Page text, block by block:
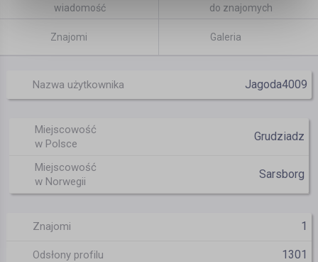
wiadomość
do znajomych
Znajomi Galeria
Nazwa użytkownika Jagoda4009
Miejscowość
w Polsce
Grudziadz
Miejscowość
w Norwegii
Sarsborg
Znajomi 1
Odsłony profilu 1301